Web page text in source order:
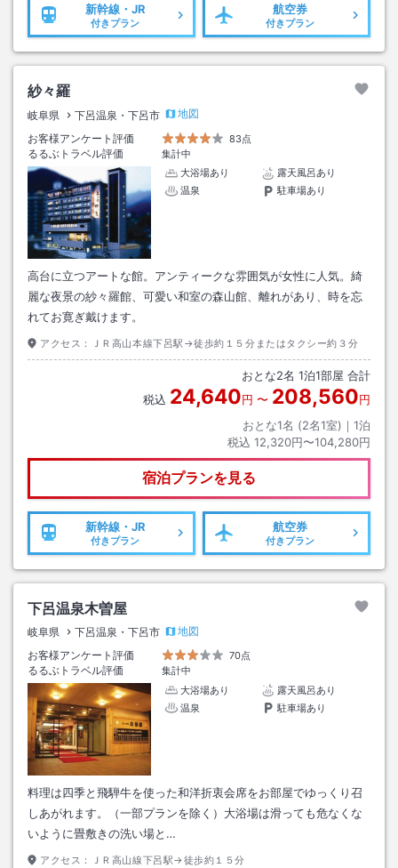
新幹線・JR
付きプラン
航空券
付きプラン
紗々羅
岐阜県 下呂温泉・下呂市
地図
お客様アンケート評価
83点
るるぶトラベル評価
集計中
大浴場あり
露天風呂あり
温泉
駐車場あり
高台に立つアートな館。アンティークな雰囲気が女性に人気。綺
麗な夜景の紗々羅館、可愛い和室の森山館、離れがあり、時を忘
れてお寛ぎ戴けます。
アクセス： ＪＲ高山本線下呂駅→徒歩約１５分またはタクシー約３分
おとな2名 1泊1部屋 合計
税込 24,640円 〜 208,560円
おとな1名 (2名1室)｜ 1泊
税込 12,320円〜104,280円
宿泊プランを見る
新幹線・JR
付きプラン
航空券
付きプラン
下呂温泉木曽屋
岐阜県 下呂温泉・下呂市
地図
お客様アンケート評価
70点
るるぶトラベル評価
集計中
大浴場あり
露天風呂あり
温泉
駐車場あり
料理は四季と飛騨牛を使った和洋折衷会席をお部屋でゆっくり召
しあがれます。（一部プランを除く）大浴場は滑っても危なくな
いように畳敷きの洗い場と…
アクセス： ＪＲ高山線下呂駅→徒歩約１５分